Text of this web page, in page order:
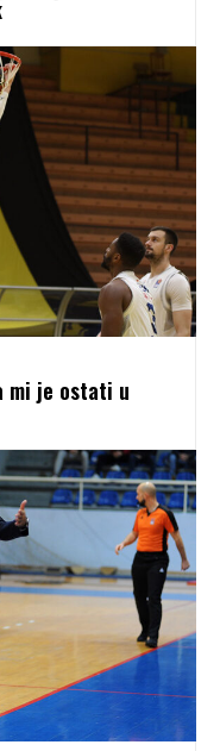
mi je ostati u